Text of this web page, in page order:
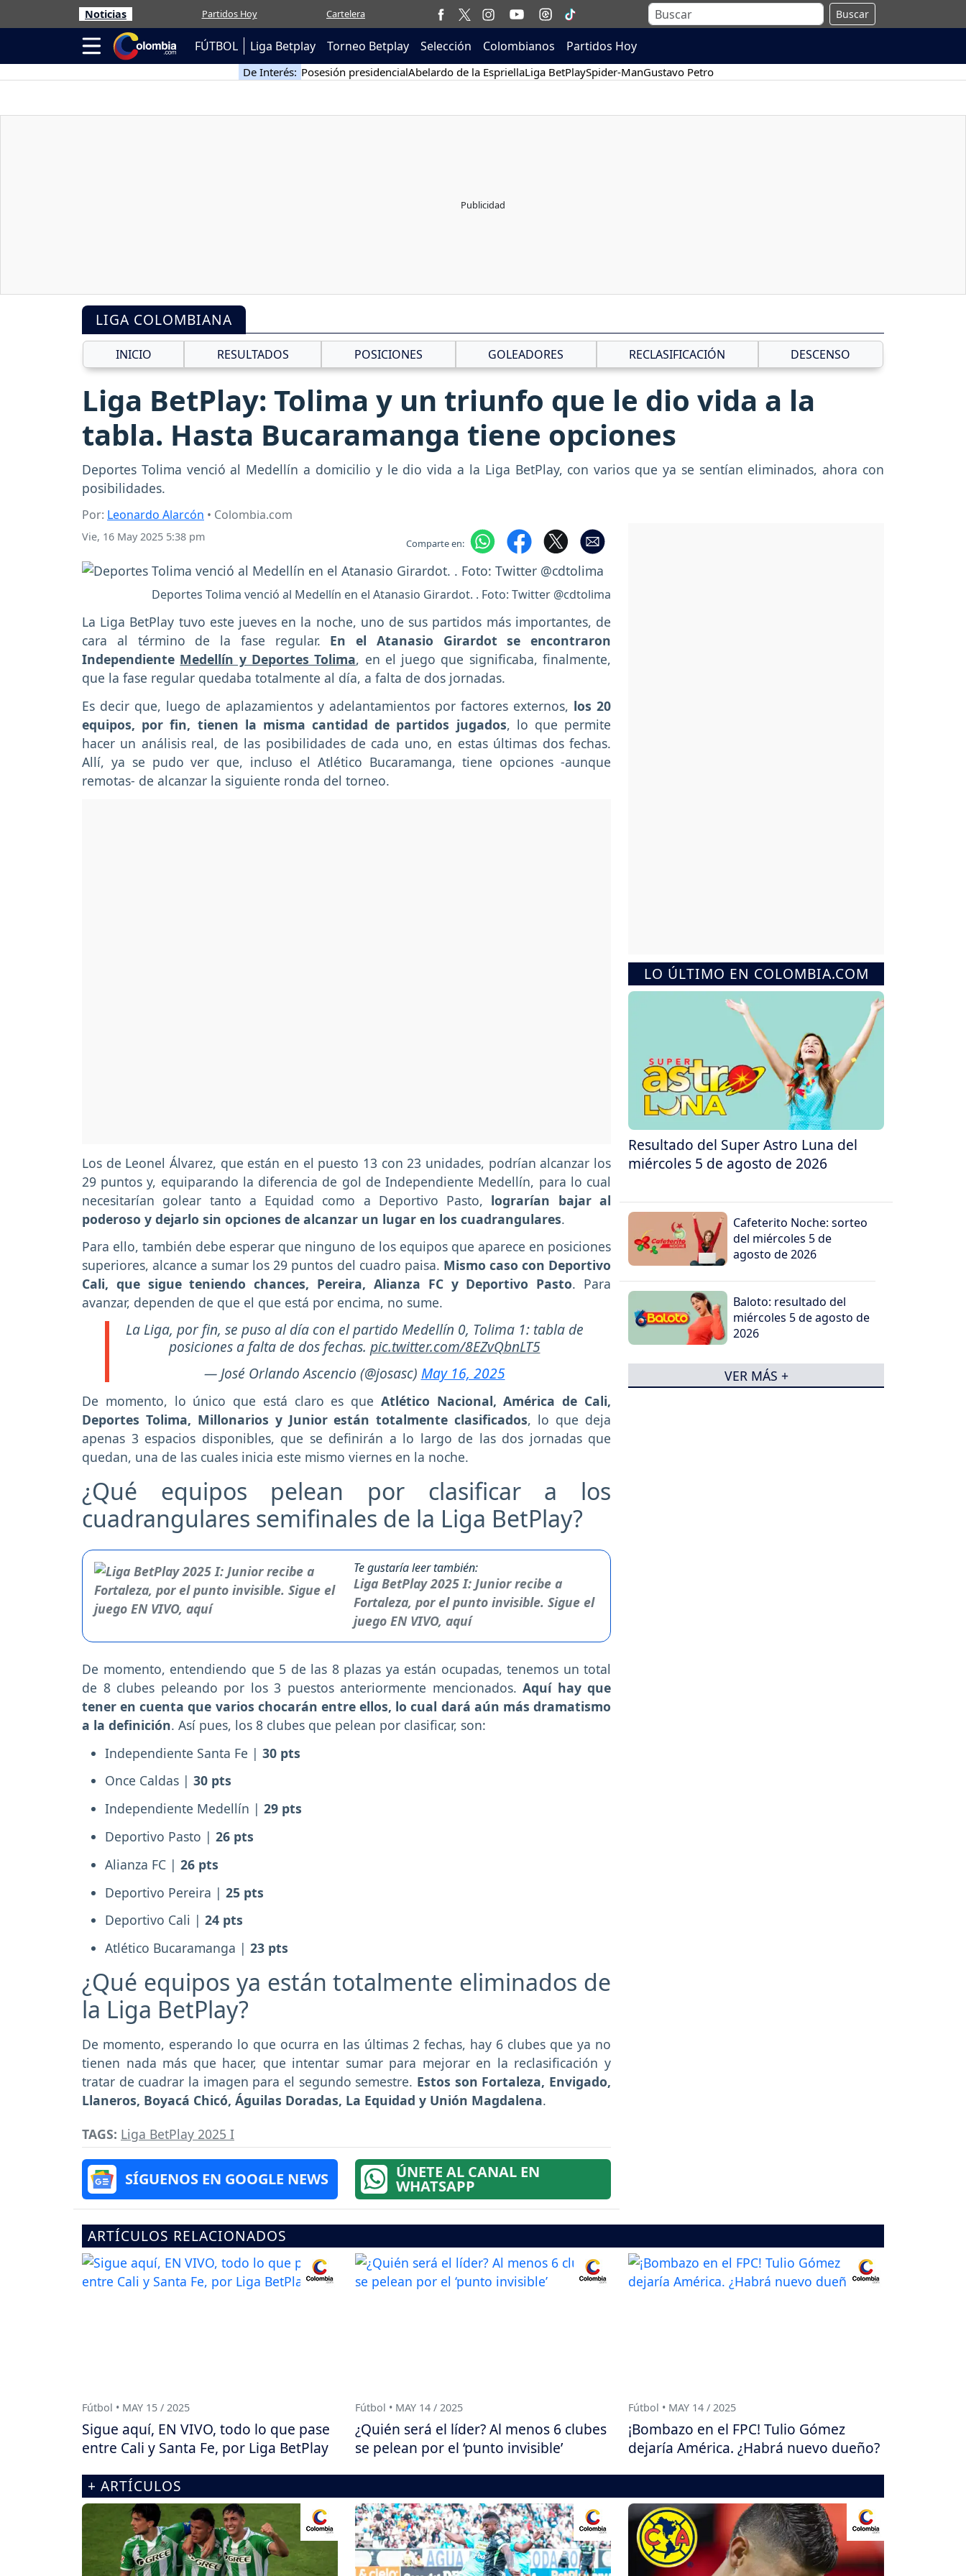
Noticias Partidos Hoy Cartelera Buscar
FÚTBOL Liga Betplay Torneo Betplay Selección Colombianos Partidos Hoy
De Interés: Posesión presidencialAbelardo de la EspriellaLiga BetPlaySpider-ManGustavo Petro
LIGA COLOMBIANA
INICIO RESULTADOS POSICIONES GOLEADORES RECLASIFICACIÓN DESCENSO
Liga BetPlay: Tolima y un triunfo que le dio vida a la
tabla. Hasta Bucaramanga tiene opciones
Deportes Tolima venció al Medellín a domicilio y le dio vida a la Liga BetPlay, con varios que ya se sentían eliminados, ahora con
posibilidades.
Por: Leonardo Alarcón • Colombia.com
Vie, 16 May 2025 5:38 pm Comparte en:
Deportes Tolima venció al Medellín en el Atanasio Girardot. . Foto: Twitter @cdtolima
La Liga BetPlay tuvo este jueves en la noche, uno de sus partidos más importantes, de
cara al término de la fase regular. En el Atanasio Girardot se encontraron
Independiente Medellín y Deportes Tolima, en el juego que significaba, finalmente,
que la fase regular quedaba totalmente al día, a falta de dos jornadas.
Es decir que, luego de aplazamientos y adelantamientos por factores externos, los 20
equipos, por fin, tienen la misma cantidad de partidos jugados, lo que permite
hacer un análisis real, de las posibilidades de cada uno, en estas últimas dos fechas.
Allí, ya se pudo ver que, incluso el Atlético Bucaramanga, tiene opciones -aunque
remotas- de alcanzar la siguiente ronda del torneo.
Los de Leonel Álvarez, que están en el puesto 13 con 23 unidades, podrían alcanzar los
29 puntos y, equiparando la diferencia de gol de Independiente Medellín, para lo cual
necesitarían golear tanto a Equidad como a Deportivo Pasto, lograrían bajar al
poderoso y dejarlo sin opciones de alcanzar un lugar en los cuadrangulares.
Para ello, también debe esperar que ninguno de los equipos que aparece en posiciones
superiores, alcance a sumar los 29 puntos del cuadro paisa. Mismo caso con Deportivo
Cali, que sigue teniendo chances, Pereira, Alianza FC y Deportivo Pasto. Para
avanzar, dependen de que el que está por encima, no sume.
La Liga, por fin, se puso al día con el partido Medellín 0, Tolima 1: tabla de
posiciones a falta de dos fechas. pic.twitter.com/8EZvQbnLT5
— José Orlando Ascencio (@josasc) May 16, 2025
De momento, lo único que está claro es que Atlético Nacional, América de Cali,
Deportes Tolima, Millonarios y Junior están totalmente clasificados, lo que deja
apenas 3 espacios disponibles, que se definirán a lo largo de las dos jornadas que
quedan, una de las cuales inicia este mismo viernes en la noche.
¿Qué equipos pelean por clasificar a los
cuadrangulares semifinales de la Liga BetPlay?
Te gustaría leer también:
Liga BetPlay 2025 I: Junior recibe a
Fortaleza, por el punto invisible. Sigue el
juego EN VIVO, aquí
De momento, entendiendo que 5 de las 8 plazas ya están ocupadas, tenemos un total
de 8 clubes peleando por los 3 puestos anteriormente mencionados. Aquí hay que
tener en cuenta que varios chocarán entre ellos, lo cual dará aún más dramatismo
a la definición. Así pues, los 8 clubes que pelean por clasificar, son:
Independiente Santa Fe | 30 pts
Once Caldas | 30 pts
Independiente Medellín | 29 pts
Deportivo Pasto | 26 pts
Alianza FC | 26 pts
Deportivo Pereira | 25 pts
Deportivo Cali | 24 pts
Atlético Bucaramanga | 23 pts
¿Qué equipos ya están totalmente eliminados de
la Liga BetPlay?
De momento, esperando lo que ocurra en las últimas 2 fechas, hay 6 clubes que ya no
tienen nada más que hacer, que intentar sumar para mejorar en la reclasificación y
tratar de cuadrar la imagen para el segundo semestre. Estos son Fortaleza, Envigado,
Llaneros, Boyacá Chicó, Águilas Doradas, La Equidad y Unión Magdalena.
TAGS: Liga BetPlay 2025 I
SÍGUENOS EN GOOGLE NEWS ÚNETE AL CANAL EN
WHATSAPP
LO ÚLTIMO EN COLOMBIA.COM
Resultado del Super Astro Luna del
miércoles 5 de agosto de 2026
Cafeterito Noche: sorteo
del miércoles 5 de
agosto de 2026
Baloto: resultado del
miércoles 5 de agosto de
2026
VER MÁS +
ARTÍCULOS RELACIONADOS
Fútbol • MAY 15 / 2025
Sigue aquí, EN VIVO, todo lo que pase
entre Cali y Santa Fe, por Liga BetPlay
Fútbol • MAY 14 / 2025
¿Quién será el líder? Al menos 6 clubes
se pelean por el ‘punto invisible’
Fútbol • MAY 14 / 2025
¡Bombazo en el FPC! Tulio Gómez
dejaría América. ¿Habrá nuevo dueño?
+ ARTÍCULOS